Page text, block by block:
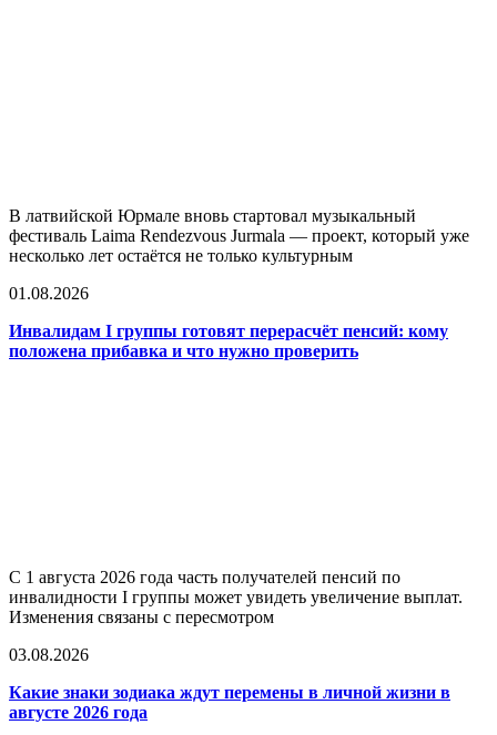
В латвийской Юрмале вновь стартовал музыкальный
фестиваль Laima Rendezvous Jurmala — проект, который уже
несколько лет остаётся не только культурным
01.08.2026
Инвалидам I группы готовят перерасчёт пенсий: кому
положена прибавка и что нужно проверить
С 1 августа 2026 года часть получателей пенсий по
инвалидности I группы может увидеть увеличение выплат.
Изменения связаны с пересмотром
03.08.2026
Какие знаки зодиака ждут перемены в личной жизни в
августе 2026 года